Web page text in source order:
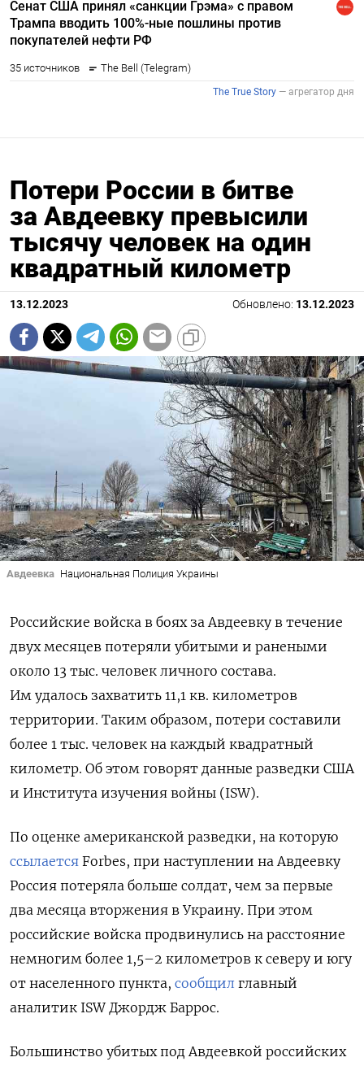
Потери России в битве
за Авдеевку превысили
тысячу человек на один
квадратный километр
13.12.2023 Обновлено: 13.12.2023
Авдеевка Национальная Полиция Украины
Российские войска в боях за Авдеевку в течение
двух месяцев потеряли убитыми и ранеными
около 13 тыс. человек личного состава.
Им удалось захватить 11,1 кв. километров
территории. Таким образом, потери составили
более 1 тыс. человек на каждый квадратный
километр. Об этом говорят данные разведки США
и Института изучения войны (ISW).
По оценке американской разведки, на которую
ссылается Forbes, при наступлении на Авдеевку
Россия потеряла больше солдат, чем за первые
два месяца вторжения в Украину. При этом
российские войска продвинулись на расстояние
немногим более 1,5–2 километров к северу и югу
от населенного пункта, сообщил главный
аналитик ISW Джордж Баррос.
Большинство убитых под Авдеевкой российских